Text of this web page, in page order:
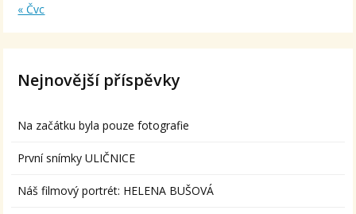
« Čvc
Nejnovější příspěvky
Na začátku byla pouze fotografie
První snímky ULIČNICE
Náš filmový portrét: HELENA BUŠOVÁ